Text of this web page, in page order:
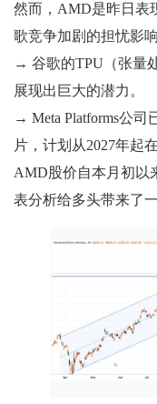
然而，AMD是昨日表
歌竞争加剧的担忧影
→ 谷歌的TPU（张量
展现出巨大的潜力。
→ Meta Platforms公
片，计划从2027年起
AMD股价自本月初以
表分析给多头带来了一